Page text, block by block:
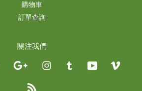
購物車
訂單查詢
關注我們
Pinterest Google InstagramTumblr YouTube